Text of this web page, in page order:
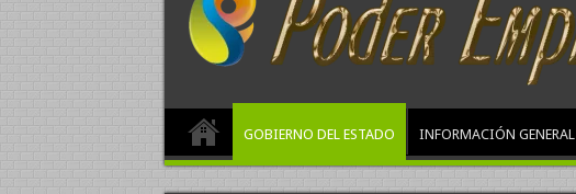
GOBIERNO DEL ESTADO INFORMACIÓN GENERAL